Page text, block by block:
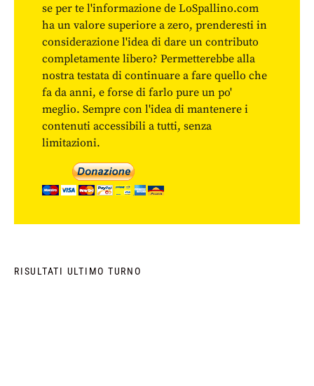
se per te l'informazione de LoSpallino.com
ha un valore superiore a zero, prenderesti in
considerazione l'idea di dare un contributo
completamente libero? Permetterebbe alla
nostra testata di continuare a fare quello che
fa da anni, e forse di farlo pure un po'
meglio. Sempre con l'idea di mantenere i
contenuti accessibili a tutti, senza
limitazioni.
RISULTATI ULTIMO TURNO